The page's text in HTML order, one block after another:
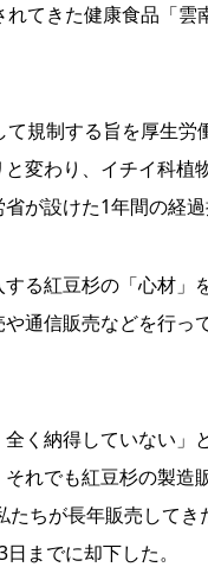
てきた健康食品「
規制する旨を厚生
変わり、イチイ科
が設けた1年間の経
る紅豆杉の「心材」
通信販売などを行
く納得していない」
れでも紅豆杉の製
たちが長年販売して
までに却下した。